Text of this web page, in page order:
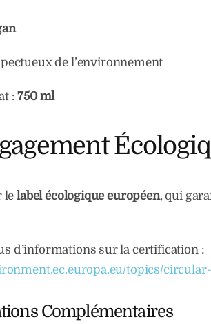
de l’environnement
:750 ml
lelabel écologique européen, qui
d’informations sur la certification :
topics/
Complémentaires